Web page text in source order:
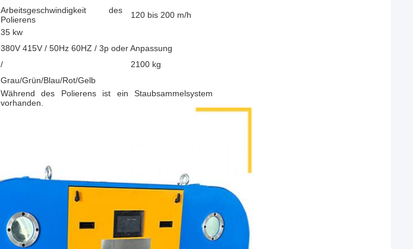
Arbeitsgeschwindigkeit des
Polierens
120 bis 200 m/h
35 kw
380V 415V / 50Hz 60HZ / 3p oder Anpassung
/
2100 kg
Grau/Grün/Blau/Rot/Gelb
Während des Polierens ist ein Staubsammelsystem
vorhanden.